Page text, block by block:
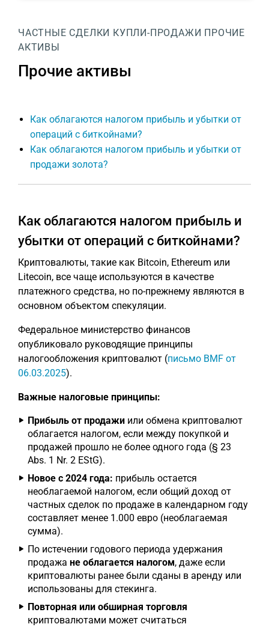
ЧАСТНЫЕ СДЕЛКИ КУПЛИ-ПРОДАЖИ ПРОЧИЕ
АКТИВЫ
Прочие активы
Как облагаются налогом прибыль и убытки от
операций с биткойнами?
Как облагаются налогом прибыль и убытки от
продажи золота?
Как облагаются налогом прибыль и
убытки от операций с биткойнами?
Криптовалюты, такие как Bitcoin, Ethereum или
Litecoin, все чаще используются в качестве
платежного средства, но по-прежнему являются в
основном объектом спекуляции.
Федеральное министерство финансов
опубликовало руководящие принципы
налогообложения криптовалют (письмо BMF от
06.03.2025).
Важные налоговые принципы:
Прибыль от продажи или обмена криптовалют
облагается налогом, если между покупкой и
продажей прошло не более одного года (§ 23
Abs. 1 Nr. 2 EStG).
Новое с 2024 года: прибыль остается
необлагаемой налогом, если общий доход от
частных сделок по продаже в календарном году
составляет менее 1.000 евро (необлагаемая
сумма).
По истечении годового периода удержания
продажа не облагается налогом, даже если
криптовалюты ранее были сданы в аренду или
использованы для стекинга.
Повторная или обширная торговля
криптовалютами может считаться